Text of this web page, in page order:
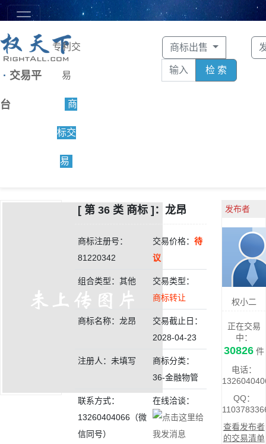
· 交易平
台
专利交
易
商
标交
易
商标出售
检 索
[ 第 36 类 商标 ]：龙昂
商标注册号：
81220342
交易价格：待
议
组合类型：其他
交易类型：
商标转让
商标名称：龙昂
交易截止日：
2028-04-23
注册人：未填写
商标分类：
36-金融物管
联系方式：
13260404066（微
信同号）
在线洽谈：
发布者
权小二
正在交易
中：
30826件
电话：
QQ：
查看发布者
的交易清单